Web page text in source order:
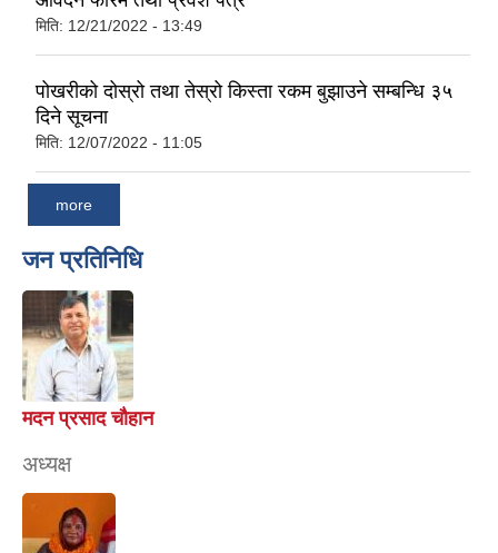
मिति: 12/21/2022 - 13:49
पोखरीको दोस्रो तथा तेस्रो किस्ता रकम बुझाउने सम्बन्धि ३५
दिने सूचना
मिति: 12/07/2022 - 11:05
more
जन प्रतिनिधि
मदन प्रसाद चौहान
अध्यक्ष